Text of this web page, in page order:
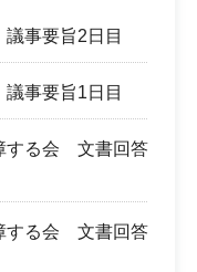
事要旨2日目
事要旨1日目
する会 文書回答
する会 文書回答